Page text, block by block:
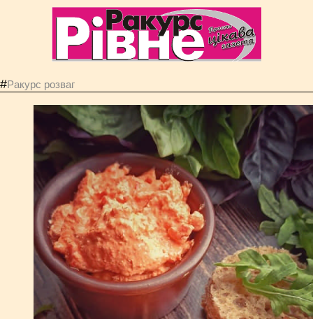
#Ракурс розваг